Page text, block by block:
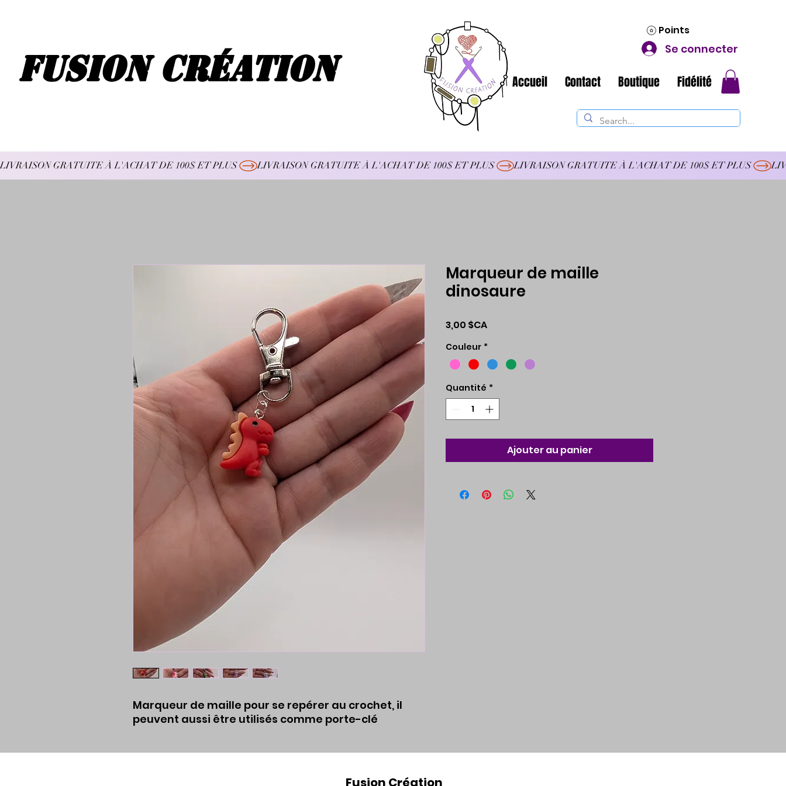
Fusion Création Se connecter
Points
Accueil Contact Boutique Fidélité
LIVRAISON GRATUITE À L'ACHAT DE 100$ ET PLUS
Marqueur de maille pour se repérer au crochet, il
peuvent aussi être utilisés comme porte-clé
Marqueur de maille
dinosaure
3,00 $CAPrix
Couleur *
Quantité *
Ajouter au panier
Fusion Création